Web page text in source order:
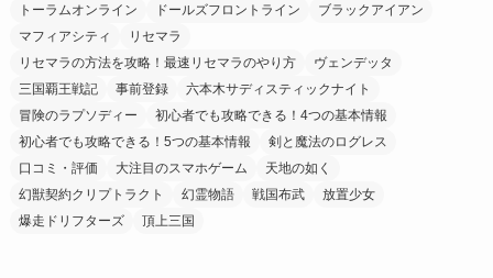
トーラムオンライン
ドールズフロントライン
ブラックアイアン
マフィアシティ
リセマラ
リセマラの方法を攻略！最速リセマラのやり方
ヴェンデッタ
三国覇王戦記
事前登録
六本木サディスティックナイト
冒険のラプソディー
初心者でも攻略できる！4つの基本情報
初心者でも攻略できる！5つの基本情報
剣と魔法のログレス
口コミ・評価
大注目のスマホゲーム
天地の如く
幻獣契約クリプトラクト
幻霊物語 戦国布武
放置少女
爆走ドリフターズ
頂上三国